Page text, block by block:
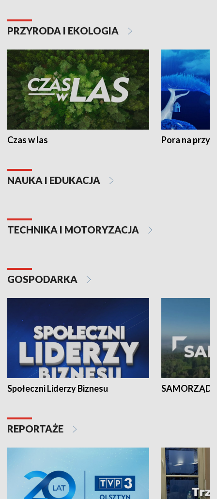
PRZYRODA I EKOLOGIA
Czas w las Pora na
NAUKA I EDUKACJA
TECHNIKA I MOTORYZACJA
GOSPODARKA
Społeczni Liderzy Biznesu SAMORZĄD
REPORTAŻE